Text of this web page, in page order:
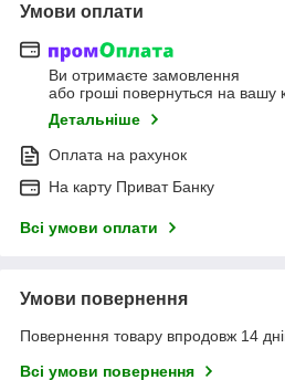
Умови оплати
Ви отримаєте замовлення
або гроші повернуться на вашу
Детальніше
Оплата на рахунок
На карту Приват Банку
Всі умови оплати
Умови повернення
Повернення товару впродовж 14
Всі умови повернення